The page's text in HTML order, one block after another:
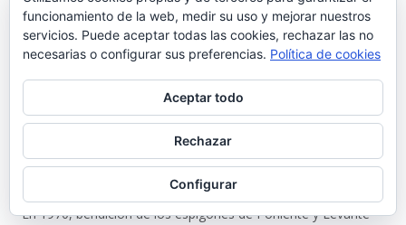
Luis Suárez Ávila y Pepita Lena: una tertulia de 2004 sobre el
centro histórico que El Puerto estaba perdiendo #6.653
Urbaluz, cuando El Puerto se vistió la americana #6.652
Los últimos coletazos de una enseñanza basada en el miedo
#6.651
En 1970, bendición de los espigones de Poniente y Levante
funcionamiento de la web, medir su uso y mejorar nuestros
servicios. Puede aceptar todas las cookies, rechazar las no
necesarias o configurar sus preferencias. Política de cookies
Aceptar todo
Rechazar
Configurar